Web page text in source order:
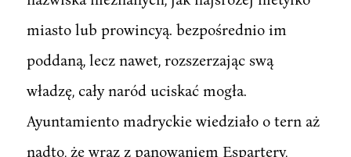
miasto lub prowincyą. bezpośrednio im
poddaną, lecz nawet, rozszerzając swą
władzę, cały naród uciskać mogła.
Ayuntamiento madryckie wiedziało o tern aż
nadto, że wraz z panowaniem Espartery,